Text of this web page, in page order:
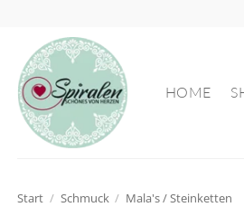
springen
HOME
Start / Schmuck / Mala's / Steinketten